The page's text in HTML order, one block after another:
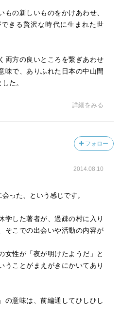
もの新しいものをかけあわせ、
きる贅沢な時代に生まれた世
両方の良いところを繋ぎあわせ
味で、ありふれた日本の中山間
た。
詳細をみる
フォロー
2014.08.10
った、という感じです。
学した著者が、過疎の村に入り
そこでの出会いや活動の内容が
女性が「夜が明けたようだ」と
うことがまえがきにかいてあり
の意味は、前編通してひしひし